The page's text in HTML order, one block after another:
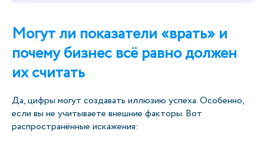
Могут ли показатели «врать» и
почему бизнес всё равно должен
их считать
Да, цифры могут создавать иллюзию успеха. Особенно,
если вы не учитываете внешние факторы. Вот
распространённые искажения: